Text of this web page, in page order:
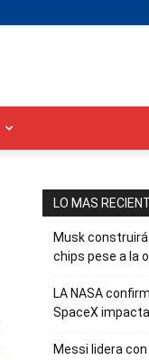
LO MAS
Musk
chips pese a la
LA NASA
SpaceX
Messi lidera